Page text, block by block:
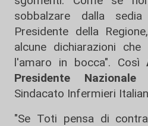
sobbalzare dalla
Presidente della
alcune dichiarazioni
l'amaro in bocca". Così
Presidente Nazionale
Sindacato Infermieri
"Se Toti pensa di